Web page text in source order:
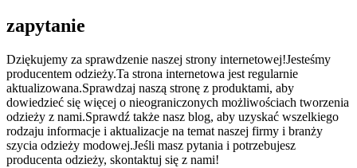
zapytanie
Dziękujemy za sprawdzenie naszej strony internetowej!Jesteśmy
producentem odzieży.Ta strona internetowa jest regularnie
aktualizowana.Sprawdzaj naszą stronę z produktami, aby
dowiedzieć się więcej o nieograniczonych możliwościach tworzenia
odzieży z nami.Sprawdź także nasz blog, aby uzyskać wszelkiego
rodzaju informacje i aktualizacje na temat naszej firmy i branży
szycia odzieży modowej.Jeśli masz pytania i potrzebujesz
producenta odzieży, skontaktuj się z nami!